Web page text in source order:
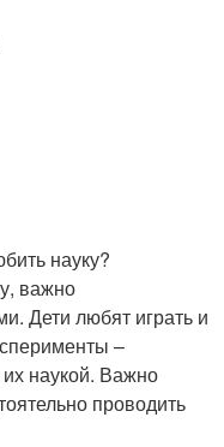
науку?
важно
Дети любят играть и
–
наукой. Важно
проводить